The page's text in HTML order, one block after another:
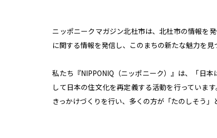
ニッポニークマガジン北杜市は、北杜市の情報を
に関する情報を発信し、このまちの新たな魅力を見
私たち『NIPPONIQ（ニッポニーク）』は、「日
して日本の住文化を再定義する活動を行っていま
きっかけづくりを行い、多くの方が「たのしそう」